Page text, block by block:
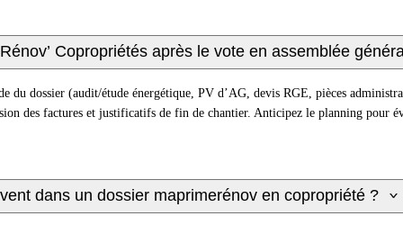
Copropriétés après le vote en assemblée
du dossier (audit/étude énergétique, PV d’AG, devis RGE, pièces
des factures et justificatifs de fin de chantier. Anticipez le planning pour
dans un dossier maprimerénov en copropriété ?